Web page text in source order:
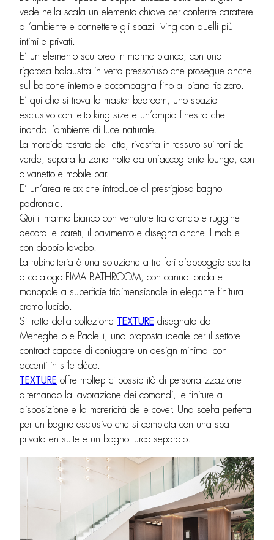
vede nella scala un elemento chiave per conferire carattere
all’ambiente e connettere gli spazi living con quelli più
intimi e privati.
E’ un elemento scultoreo in marmo bianco, con una
rigorosa balaustra in vetro pressofuso che prosegue anche
sul balcone interno e accompagna fino al piano rialzato.
E’ qui che si trova la master bedroom, uno spazio
esclusivo con letto king size e un’ampia finestra che
inonda l’ambiente di luce naturale.
La morbida testata del letto, rivestita in tessuto sui toni del
verde, separa la zona notte da un’accogliente lounge, con
divanetto e mobile bar.
E’ un’area relax che introduce al prestigioso bagno
padronale.
Qui il marmo bianco con venature tra arancio e ruggine
decora le pareti, il pavimento e disegna anche il mobile
con doppio lavabo.
La rubinetteria è una soluzione a tre fori d’appoggio scelta
a catalogo FIMA BATHROOM, con canna tonda e
manopole a superficie tridimensionale in elegante finitura
cromo lucido.
Si tratta della collezione TEXTURE disegnata da
Meneghello e Paolelli, una proposta ideale per il settore
contract capace di coniugare un design minimal con
accenti in stile déco.
TEXTURE offre molteplici possibilità di personalizzazione
alternando la lavorazione dei comandi, le finiture a
disposizione e la matericità delle cover. Una scelta perfetta
per un bagno esclusivo che si completa con una spa
privata en suite e un bagno turco separato.